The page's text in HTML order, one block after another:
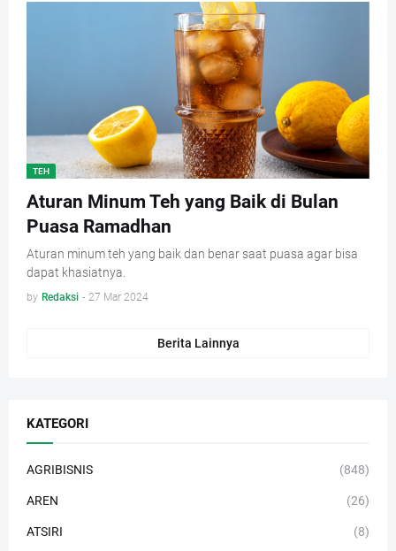
TEH
Aturan Minum Teh yang Baik di Bulan
Puasa Ramadhan
Aturan minum teh yang baik dan benar saat puasa agar bisa
dapat khasiatnya.
by Redaksi - 27 Mar 2024
Berita Lainnya
KATEGORI
AGRIBISNIS (848)
AREN (26)
ATSIRI (8)